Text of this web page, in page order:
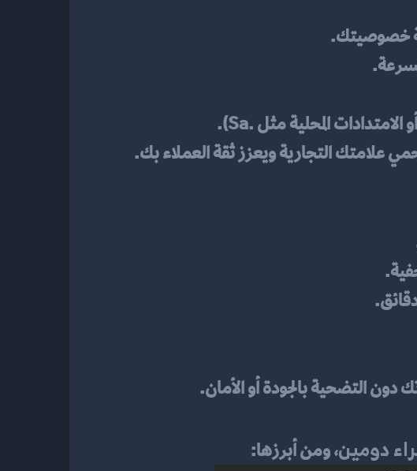
علامتك التجارية ويعزز ثقة العملاء بك.
دون التضحية بالجودة أو الأمان.
دومين، ومن أبرزها: